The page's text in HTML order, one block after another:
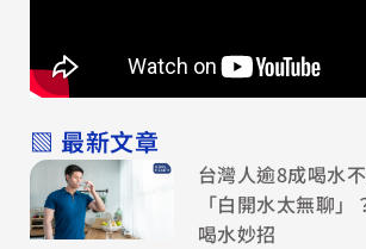
▧ 最新文章
台灣人逾8成喝水
「白開水太無聊
喝水妙招